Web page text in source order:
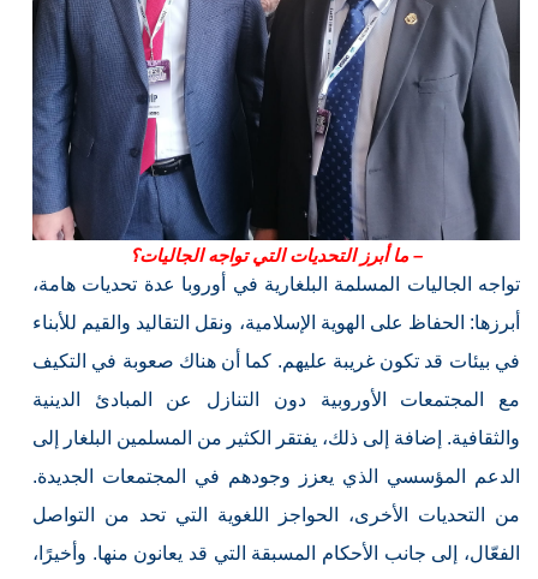
– ما أبرز التحديات التي تواجه الجاليات؟
تواجه الجاليات المسلمة البلغارية في أوروبا عدة تحديات هامة،
أبرزها: الحفاظ على الهوية الإسلامية، ونقل التقاليد والقيم للأبناء
في بيئات قد تكون غريبة عليهم. كما أن هناك صعوبة في التكيف
مع المجتمعات الأوروبية دون التنازل عن المبادئ الدينية
والثقافية. إضافة إلى ذلك، يفتقر الكثير من المسلمين البلغار إلى
الدعم المؤسسي الذي يعزز وجودهم في المجتمعات الجديدة.
من التحديات الأخرى، الحواجز اللغوية التي تحد من التواصل
الفعّال، إلى جانب الأحكام المسبقة التي قد يعانون منها. وأخيرًا،